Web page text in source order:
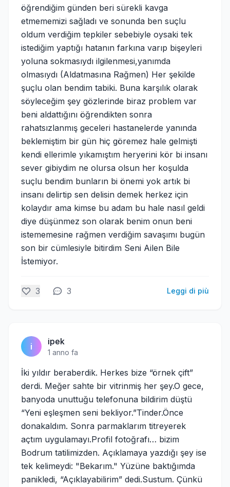
öğrendiğim günden beri sürekli kavga
etmememizi sağladı ve sonunda ben suçlu
oldum verdiğim tepkiler sebebiyle oysaki tek
istediğim yaptığı hatanın farkına varıp bişeyleri
yoluna sokmasıydı ilgilenmesi,yanımda
olmasıydı (Aldatmasına Rağmen) Her şekilde
şuçlu olan bendim tabiki. Buna karşılık olarak
söyleceğim şey gözlerinde biraz problem var
beni aldattığını öğrendikten sonra
rahatsızlanmış geceleri hastanelerde yanında
beklemiştim bir gün hiç göremez hale gelmişti
kendi ellerimle yıkamıştım heryerini kör bi insanı
sever gibiydim ne olursa olsun her koşulda
suçlu bendim bunların bi önemi yok artık bi
insanı delirtip sen delisin demek herkez için
kolaydır ama kimse bu adam bu hale nasıl geldi
diye düşünmez son olarak benim onun beni
istememesine rağmen verdiğim savaşımı bugün
son bir cümlesiyle bitirdim Seni Ailen Bile
İstemiyor.
3 3 Leggi di più
i ipek
1 anno fa
İki yıldır beraberdik. Herkes bize “örnek çift”
derdi. Meğer sahte bir vitrinmiş her şey.O gece,
banyoda unuttuğu telefonuna bildirim düştü
“Yeni eşleşmen seni bekliyor.”Tinder.Önce
donakaldım. Sonra parmaklarım titreyerek
açtım uygulamayı.Profil fotoğrafı… bizim
Bodrum tatilimizden. Açıklamaya yazdığı şey ise
tek kelimeydi: "Bekarım." Yüzüne baktığımda
panikledi, “Açıklayabilirim” dedi.Sustum. Çünkü